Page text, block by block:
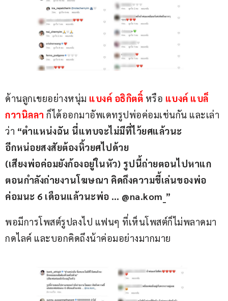
ด้านลูกเขยอย่างหนุ่ม แบงค์ อธิกิตติ์ หรือ แบงค์ แบล็
กวานิลลา ก็ได้ออกมาอัพเดทรูปพ่อค่อมเช่นกัน และเล่า
ว่า “ตำแหน่งฉัน นี่แทบจะไม่มีที่ไว้ยศแล้วนะ
อีกหน่อยสงสัยต้องหิ้วยศไปด้วย
(เสียงพ่อค่อมยังก้องอยู่ในหัว) รูปนี้ถ่ายตอนไปหาแก
ตอนกำลังถ่ายงานโฆษณา คิดถึงความขี้เล่นของพ่อ
ค่อมนะ 6 เดือนแล้วนะพ่อ … @na.kom_”
พอมีการโพสต์รูปลงไป แฟนๆ ที่เห็นโพสต์ก็ไม่พลาดมา
กดไลค์ และบอกคิดถึงน้าค่อมอย่างมากมาย